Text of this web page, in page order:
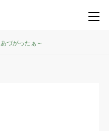
あづがったぁ～